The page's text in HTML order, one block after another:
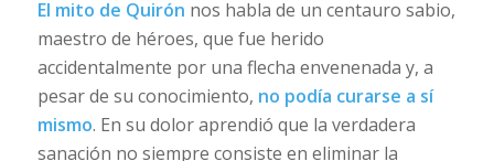
El mito de Quirón nos habla de un centauro sabio,
maestro de héroes, que fue herido
accidentalmente por una flecha envenenada y, a
pesar de su conocimiento, no podía curarse a sí
mismo. En su dolor aprendió que la verdadera
sanación no siempre consiste en eliminar la